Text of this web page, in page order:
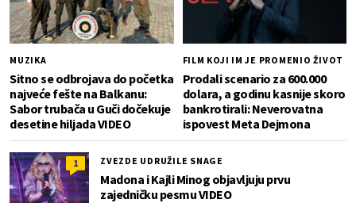
MUZIKA
Sitno se odbrojava do početka
najveće fešte na Balkanu:
Sabor trubača u Guči dočekuje
desetine hiljada VIDEO
FILM KOJI IM JE PROMENIO ŽIVOT
Prodali scenario za 600.000
dolara, a godinu kasnije skoro
bankrotirali: Neverovatna
ispovest Meta Dejmona
1 ZVEZDE UDRUŽILE SNAGE
Madona i Kajli Minog objavljuju prvu
zajedničku pesmu VIDEO